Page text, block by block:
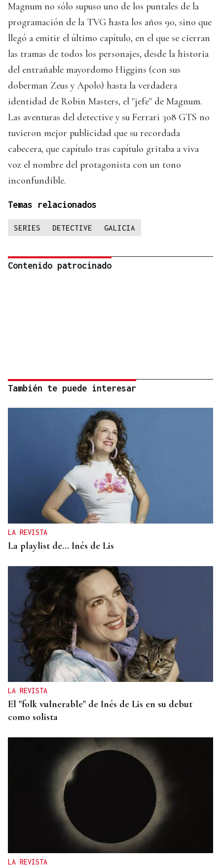
Magnum no sólo supuso uno de los puntales de la
programación de la TVG hasta los años 90, sino que
llegó a emitir el último capítulo, en el que se cierran
las tramas de todos los personajes, desde la historia
del entrañable mayordomo Higgins (con sus
doberman Zeus y Apolo) hasta la verdadera
identidad de Robin Masters, el "jefe" de Magnum.
Las aventuras del detective y su Ferrari 308 GTS no
tuvieron mejor publicidad que su recordada
cabecera, que capítulo tras capítulo gritaba a viva
voz el nombre del protagonista con un tono
inconfundible.
Temas relacionados
SERIES DETECTIVE GALICIA
Contenido patrocinado
También te puede interesar
LA REVISTA
La playlist de... Inés de Lis
LA REVISTA
El "folk vulnerable" de Inés de Lis en su debut
como solista
LA REVISTA